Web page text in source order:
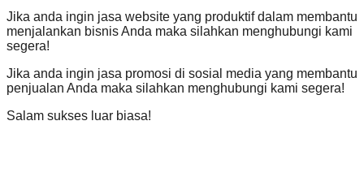
Jika anda ingin jasa website yang produktif dalam membantu
menjalankan bisnis Anda maka silahkan menghubungi kami
segera!
Jika anda ingin jasa promosi di sosial media yang membantu
penjualan Anda maka silahkan menghubungi kami segera!
Salam sukses luar biasa!